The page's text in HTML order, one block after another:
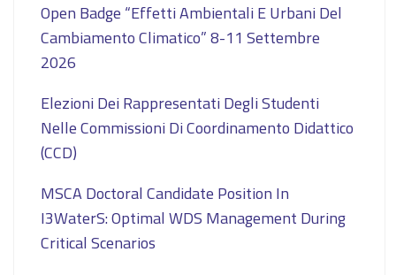
Open Badge “Effetti Ambientali E Urbani Del
Cambiamento Climatico” 8-11 Settembre
2026
Elezioni Dei Rappresentati Degli Studenti
Nelle Commissioni Di Coordinamento Didattico
(CCD)
MSCA Doctoral Candidate Position In
I3WaterS: Optimal WDS Management During
Critical Scenarios